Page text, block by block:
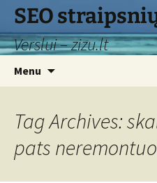
Skip
content
SEO
Verslui – zizu.lt
Menu
Tag Archives:
pats